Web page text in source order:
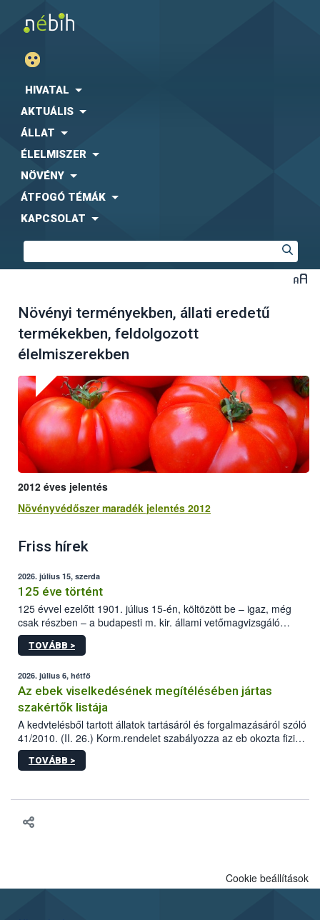
HIVATAL
AKTUÁLIS
ÁLLAT
ÉLELMISZER
NÖVÉNY
ÁTFOGÓ TÉMÁK
KAPCSOLAT
Növényi terményekben, állati eredetű
termékekben, feldolgozott
élelmiszerekben
2012 éves jelentés
Növényvédőszer maradék jelentés 2012
Friss hírek
2026. július 15, szerda
125 éve történt
125 évvel ezelőtt 1901. július 15-én, költözött be – igaz, még
csak részben – a budapesti m. kir. állami vetőmagvizsgáló
állomás a Kis Rókus utca 15. szám alatti, Czigler Győző által
tervezett új épületébe.
TOVÁBB >
2026. július 6, hétfő
Az ebek viselkedésének megítélésében jártas
szakértők listája
A kedvtelésből tartott állatok tartásáról és forgalmazásáról szóló
41/2010. (II. 26.) Korm.rendelet szabályozza az eb okozta fizikai
sérülés, illetve ennek veszélye keletkezésekor felmerülő
hatósági feladatokat, valamint a veszélyes eb tartását és annak
TOVÁBB >
Cookie beállítások